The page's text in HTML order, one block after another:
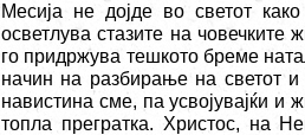
Месија не дојде во светот
осветлува стазите на човечките
го придржува тешкото бреме
начин на разбирање на светот и
навистина сме, па усвојувајќи и
топла прегратка. Христос, на